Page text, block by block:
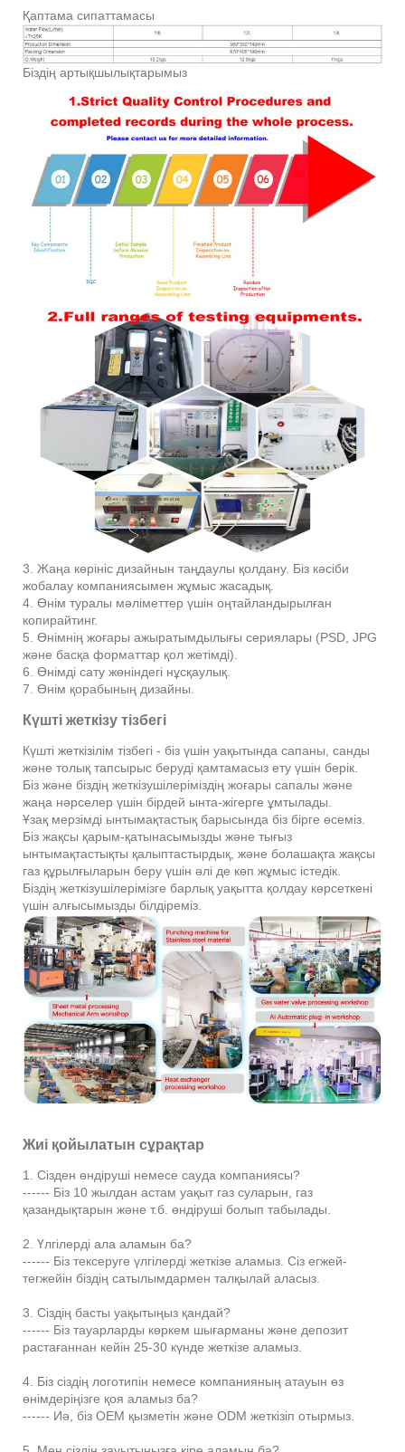
Қаптама сипаттамасы
Біздің артықшылықтарымыз
3. Жаңа көрініс дизайнын таңдаулы қолдану. Біз кәсіби
жобалау компаниясымен жұмыс жасадық.
4. Өнім туралы мәліметтер үшін оңтайландырылған
копирайтинг.
5. Өнімнің жоғары ажыратымдылығы сериялары (PSD, JPG
және басқа форматтар қол жетімді).
6. Өнімді сату жөніндегі нұсқаулық.
7. Өнім қорабының дизайны.
Күшті жеткізу тізбегі
Күшті жеткізілім тізбегі - біз үшін уақытында сапаны, санды
және толық тапсырыс беруді қамтамасыз ету үшін берік.
Біз және біздің жеткізушілеріміздің жоғары сапалы және
жаңа нәрселер үшін бірдей ынта-жігерге ұмтылады.
Ұзақ мерзімді ынтымақтастық барысында біз бірге өсеміз.
Біз жақсы қарым-қатынасымызды және тығыз
ынтымақтастықты қалыптастырдық, және болашақта жақсы
газ құрылғыларын беру үшін әлі де көп жұмыс істедік.
Біздің жеткізушілерімізге барлық уақытта қолдау көрсеткені
үшін алғысымызды білдіреміз.
Жиі қойылатын сұрақтар
1. Сізден өндіруші немесе сауда компаниясы?
------ Біз 10 жылдан астам уақыт газ суларын, газ
қазандықтарын және т.б. өндіруші болып табылады.
2. Үлгілерді ала аламын ба?
------ Біз тексеруге үлгілерді жеткізе аламыз. Сіз егжей-
тегжейін біздің сатылымдармен талқылай аласыз.
3. Сіздің басты уақытыңыз қандай?
------ Біз тауарларды көркем шығарманы және депозит
растағаннан кейін 25-30 күнде жеткізе аламыз.
4. Біз сіздің логотипін немесе компанияның атауын өз
өнімдеріңізге қоя аламыз ба?
------ Иә, біз OEM қызметін және ODM жеткізіп отырмыз.